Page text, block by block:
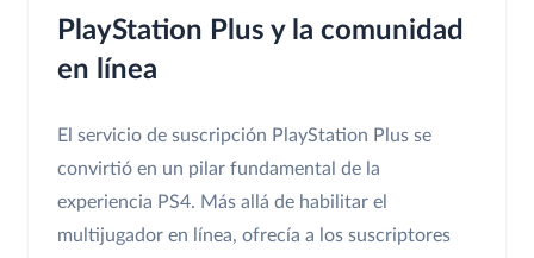
PlayStation Plus y la comunidad
en línea
El servicio de suscripción PlayStation Plus se
convirtió en un pilar fundamental de la
experiencia PS4. Más allá de habilitar el
multijugador en línea, ofrecía a los suscriptores